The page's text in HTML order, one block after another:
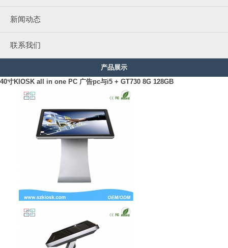
新闻动态
联系我们
产品展示
40寸KIOSK all in one PC 广告pc与i5 + GT730 8G 128GB